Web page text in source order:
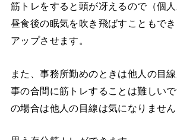
筋トレをすると頭が冴えるので（個人
昼食後の眠気を吹き飛ばすこともで
アップさせます。
また、事務所勤めのときは他人の目
事の合間に筋トレすることは難しい
の場合は他人の目線は気になりません